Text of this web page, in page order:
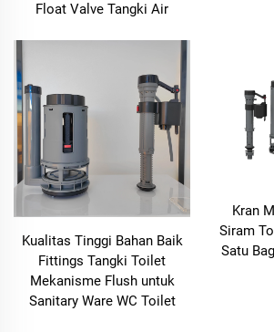
Float Valve Tangki Air
Kualitas Tinggi Bahan Baik
Fittings Tangki Toilet
Mekanisme Flush untuk
Sanitary Ware WC Toilet
Kran
Siram
Satu